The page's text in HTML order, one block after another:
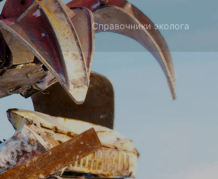
Справочники эколога